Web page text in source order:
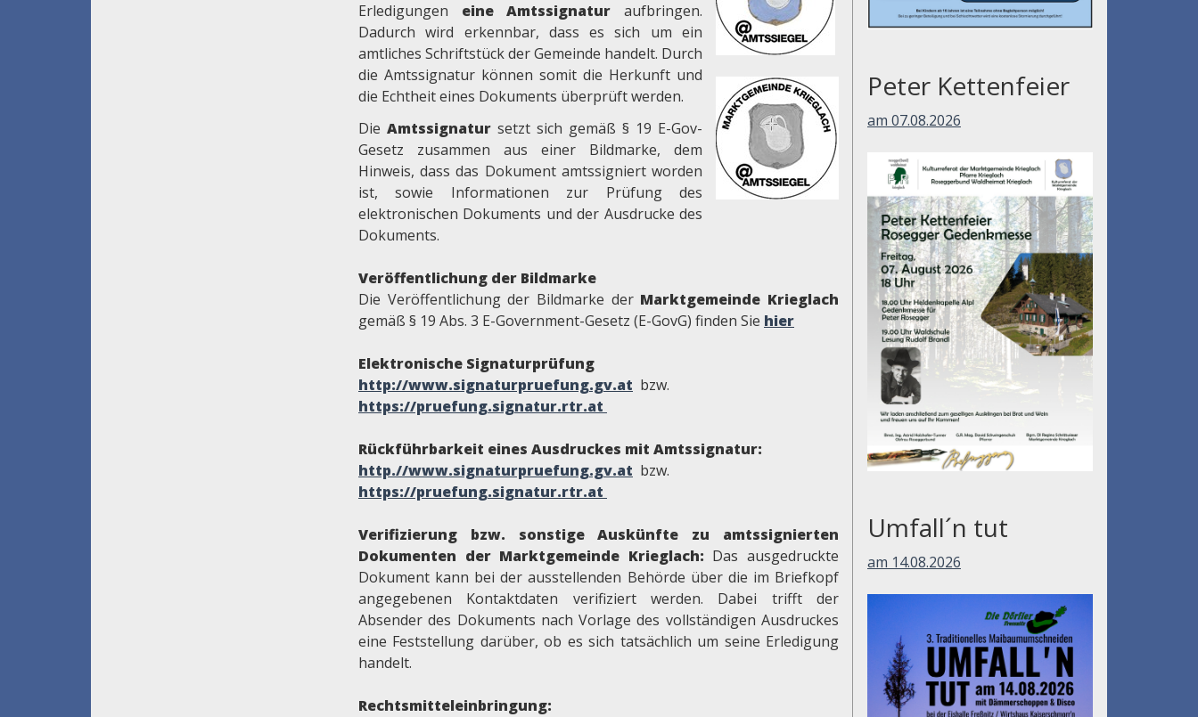
Erledigungen eine Amtssignatur aufbringen.
Dadurch wird erkennbar, dass es sich um ein
amtliches Schriftstück der Gemeinde handelt. Durch
die Amtssignatur können somit die Herkunft und
die Echtheit eines Dokuments überprüft werden.
Die Amtssignatur setzt sich gemäß § 19 E-Gov-
Gesetz zusammen aus einer Bildmarke, dem
Hinweis, dass das Dokument amtssigniert worden
ist, sowie Informationen zur Prüfung des
elektronischen Dokuments und der Ausdrucke des
Dokuments.
Veröffentlichung der Bildmarke
Die Veröffentlichung der Bildmarke der Marktgemeinde Krieglach
gemäß § 19 Abs. 3 E-Government-Gesetz (E-GovG) finden Sie hier
Elektronische Signaturprüfung
http://www.signaturpruefung.gv.at bzw.
https://pruefung.signatur.rtr.at
Rückführbarkeit eines Ausdruckes mit Amtssignatur:
http.//www.signaturpruefung.gv.at bzw.
https://pruefung.signatur.rtr.at
Verifizierung bzw. sonstige Auskünfte zu amtssignierten
Dokumenten der Marktgemeinde Krieglach: Das ausgedruckte
Dokument kann bei der ausstellenden Behörde über die im Briefkopf
angegebenen Kontaktdaten verifiziert werden. Dabei trifft der
Absender des Dokuments nach Vorlage des vollständigen Ausdruckes
eine Feststellung darüber, ob es sich tatsächlich um seine Erledigung
handelt.
Rechtsmitteleinbringung:
Peter Kettenfeier
am 07.08.2026
Umfall´n tut
am 14.08.2026